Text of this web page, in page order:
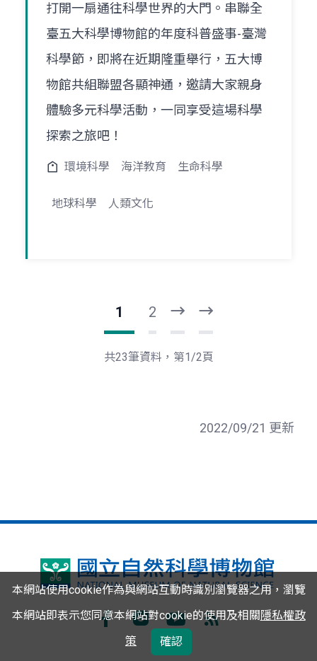
打開一扇通往科學世界的大門。串聯全
臺五大科學博物館的年度科普盛事-臺灣
科學節，即將在近期隆重舉行，五大博
物館共組聯盟各顯神通，邀請大家親身
體驗多元科學活動，一同享受這場科學
探索之旅吧！
環境科學 海洋教育 生命科學
地球科學 人類文化
1 2
一
頁
後
一
共23筆資料，第1/2頁
2022/09/21 更新
國
立
自
Facebook
Instagram
Youtube
本網站使用cookie作為與網站互動時識別瀏覽器之用，瀏覽
本網站即表示您同意本網站對cookie的使用及相關隱私權政
策
確認